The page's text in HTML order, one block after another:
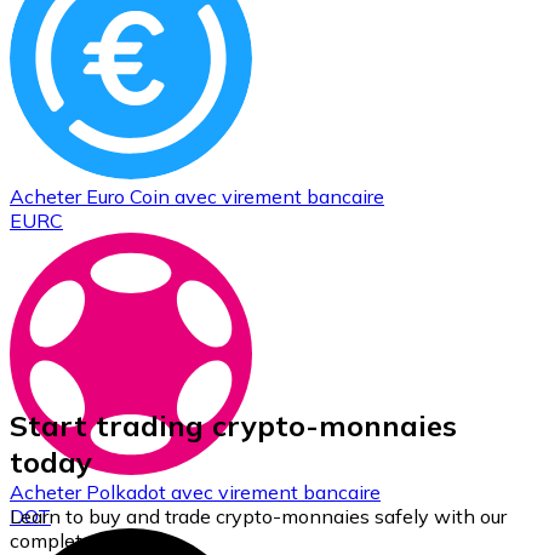
Acheter Euro Coin avec virement bancaire
EURC
Acheter Polkadot avec virement bancaire
DOT
Start trading crypto-monnaies
today
Learn to buy and trade crypto-monnaies safely with our
complete guide.